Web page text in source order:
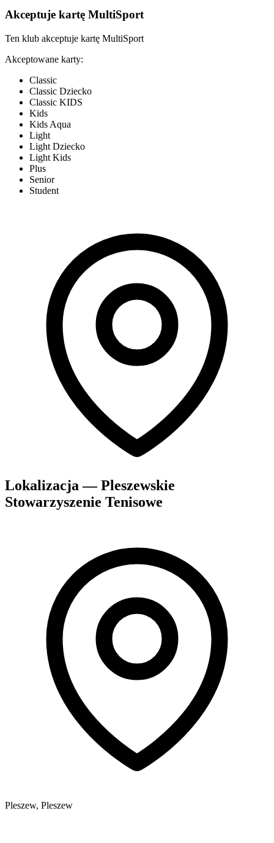
Akceptuje kartę MultiSport
Ten klub akceptuje kartę MultiSport
Akceptowane karty:
Classic
Classic Dziecko
Classic KIDS
Kids
Kids Aqua
Light
Light Dziecko
Light Kids
Plus
Senior
Student
Lokalizacja — Pleszewskie
Stowarzyszenie Tenisowe
Pleszew, Pleszew